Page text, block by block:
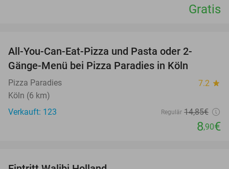
Gratis
All-You-Can-Eat-Pizza und Pasta oder 2-
Gänge-Menü bei Pizza Paradies in Köln
Pizza Paradies 7.2 star
Köln (6 km)
Verkauft: 123
Regulär 14,85€
8,90€